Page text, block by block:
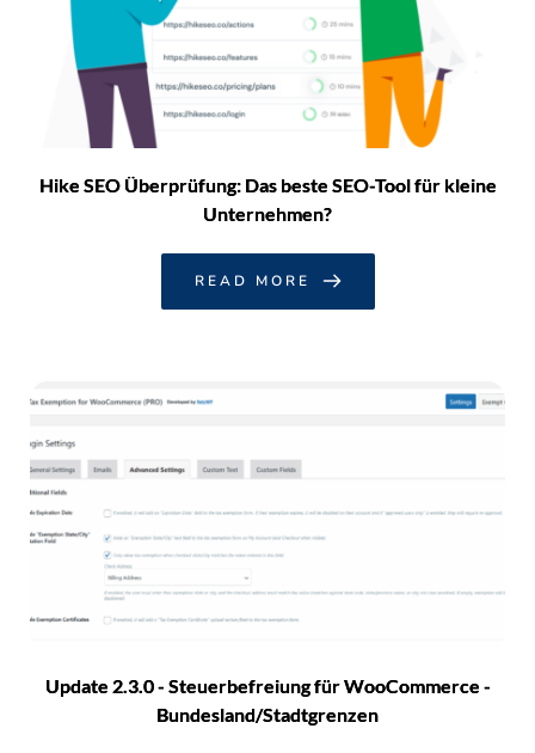
Hike SEO Überprüfung: Das beste SEO-Tool für kleine
Unternehmen?
READ MORE
Update 2.3.0 - Steuerbefreiung für WooCommerce -
Bundesland/Stadtgrenzen